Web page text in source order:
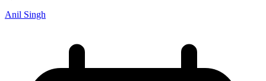
Anil Singh